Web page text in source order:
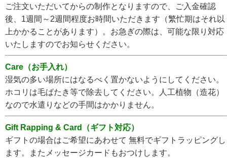
ご注文いただいてからの制作となりますので、ご入金確認
後、1週間～2週間程度お時間いただきます（繁忙期はそれ以
上かかることがあります）。お急ぎの際は、可能な限り対応
いたしますのでお知らせください。
Care（お手入れ）
湿気の多い場所にはなるべく置かないようにしてください。
ホコリは毛ばたき等で除去してください。人工植物（造花）
なので水遣りなどの手間はかかりません。
Gift Rapping & Card（ギフト対応）
ギフトの場合はご希望にあわせて 無料でギフトラッピングし
ます。またメッセージカードもおつけします。